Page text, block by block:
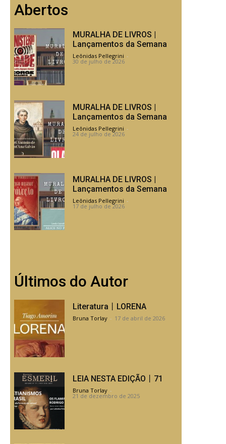
Abertos
MURALHA DE LIVROS |
Lançamentos da Semana
Leônidas Pellegrini -
30 de julho de 2026
MURALHA DE LIVROS |
Lançamentos da Semana
Leônidas Pellegrini -
24 de julho de 2026
MURALHA DE LIVROS |
Lançamentos da Semana
Leônidas Pellegrini -
17 de julho de 2026
Últimos do Autor
Literatura丨LORENA
Bruna Torlay - 17 de abril de 2026
LEIA NESTA EDIÇÃO丨71
Bruna Torlay -
21 de dezembro de 2025